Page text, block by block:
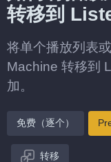
转移到
将单个播放列表
Machine 转移到
加。
免费（逐个）
转移